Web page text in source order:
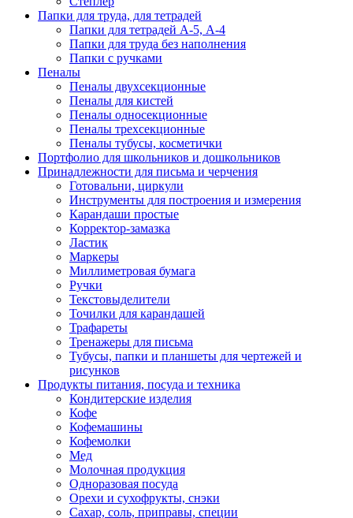
Папки для труда, для тетрадей
Папки для тетрадей А-5, А-4
Папки для труда без наполнения
Папки с ручками
Пеналы
Пеналы двухсекционные
Пеналы для кистей
Пеналы односекционные
Пеналы трехсекционные
Пеналы тубусы, косметички
Портфолио для школьников и дошкольников
Принадлежности для письма и черчения
Готовальни, циркули
Инструменты для построения и измерения
Карандаши простые
Корректор-замазка
Ластик
Маркеры
Миллиметровая бумага
Ручки
Текстовыделители
Точилки для карандашей
Трафареты
Тренажеры для письма
Тубусы, папки и планшеты для чертежей и
рисунков
Продукты питания, посуда и техника
Кондитерские изделия
Кофе
Кофемашины
Кофемолки
Мед
Молочная продукция
Одноразовая посуда
Орехи и сухофрукты, снэки
Сахар, соль, приправы, специи